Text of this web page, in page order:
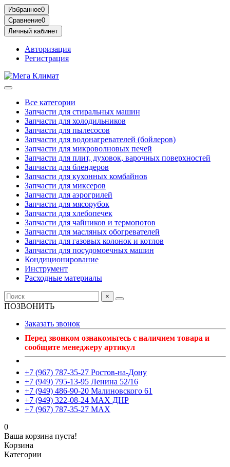
Избранное0
Сравнение0
Личный кабинет
Авторизация
Регистрация
Все категории
Запчасти для стиральных машин
Запчасти для холодильников
Запчасти для пылесосов
Запчасти для водонагревателей (бойлеров)
Запчасти для микроволновых печей
Запчасти для плит, духовок, варочных поверхностей
Запчасти для блендеров
Запчасти для кухонных комбайнов
Запчасти для миксеров
Запчасти для аэрогрилей
Запчасти для мясорубок
Запчасти для хлебопечек
Запчасти для чайников и термопотов
Запчасти для масляных обогревателей
Запчасти для газовых колонок и котлов
Запчасти для посудомоечных машин
Кондиционирование
Инструмент
Расходные материалы
×
ПОЗВОНИТЬ
Заказать звонок
Перед звонком ознакомьтесь с наличием товара и
сообщите менеджеру артикул
+7 (967) 787-35-27 Ростов-на-Дону
+7 (949) 795-13-95 Ленина 52/16
+7 (949) 486-90-20 Малиновского 61
+7 (949) 322-08-24 MAX ДНР
+7 (967) 787-35-27 MAX
0
Ваша корзина пуста!
Корзина
Категории